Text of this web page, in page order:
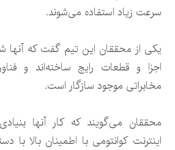
سرعت زیاد استفاده می‌شوند.
یکی از محققان این تیم گفت که آنها
اجزا و قطعات رایج ساخته‌اند و
مخابراتی موجود سازگار است.
محققان می‌گویند که کار آنها بنیادی
اینترنت کوانتومی با اطمینان بالا با